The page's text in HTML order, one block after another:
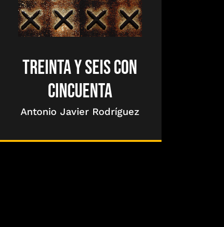
TREINTA Y SEIS CON
CINCUENTA
Antonio Javier Rodríguez